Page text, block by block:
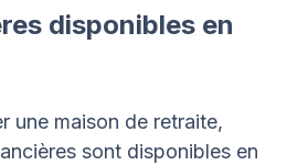
disponibles en
une maison de retraite,
sont disponibles en